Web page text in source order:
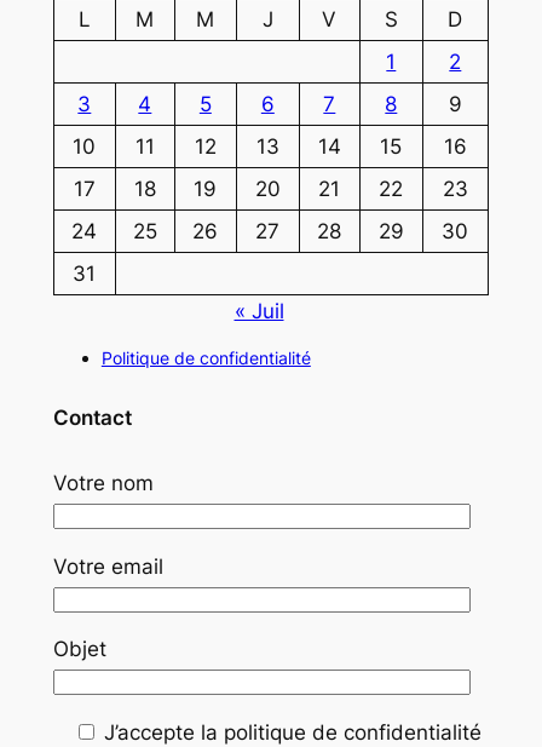
L
M M J V S
D
1
2
3
4 5 6 7 8
9
10
11 12 13 14 15
16
17
18 19 20 21 22
23
24
25 26 27 28 29
30
31
« Juil
Politique de confidentialité
Contact
Votre nom
Votre email
Objet
J’accepte la politique de confidentialité